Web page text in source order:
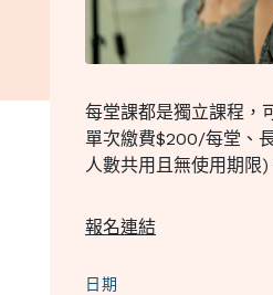
每堂課都是獨立課程，
單次繳費$200/每堂、
人數共用且無使用期限)
報名連結
日期